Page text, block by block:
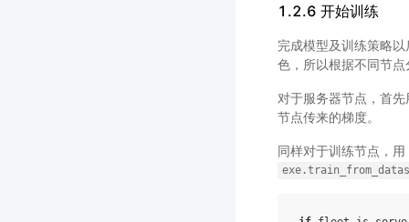
1.2.6 开始训练
完成模型及训练策略
色，所以根据不同节
对于服务器节点，首
节点传来的梯度。
同样对于训练节点，用